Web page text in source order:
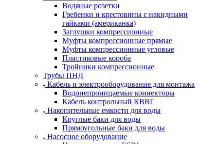
Водяные розетки
Гребенки и крестовины с накидными
гайками (американка)
Заглушки компрессионные
Муфты компрессионные прямые
Муфты компрессионные угловые
Пластиковые короба
Тройники компрессионные
Трубы ПНД
Кабель и электрооборудование для монтажа
Водонепроницаемые коннекторы
Кабель контрольный КВВГ
Накопительные емкости для воды
Круглые баки для воды
Прямоугольные баки для воды
Насосное оборудование